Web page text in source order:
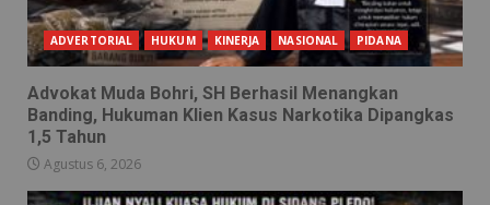
ADVERTORIAL HUKUM KINERJA NASIONAL PIDANA
Advokat Muda Bohri, SH Berhasil Menangkan
Banding, Hukuman Klien Kasus Narkotika Dipangkas
1,5 Tahun
Agustus 6, 2026